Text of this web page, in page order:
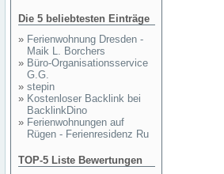
Die 5 beliebtesten Einträge
» Ferienwohnung Dresden -
Maik L. Borchers
» Büro-Organisationsservice
G.G.
» stepin
» Kostenloser Backlink bei
BacklinkDino
» Ferienwohnungen auf
Rügen - Ferienresidenz Ru
TOP-5 Liste Bewertungen